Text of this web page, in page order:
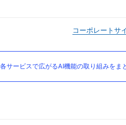
コーポレートサ
サービスで広がるAI機能の取り組みをま